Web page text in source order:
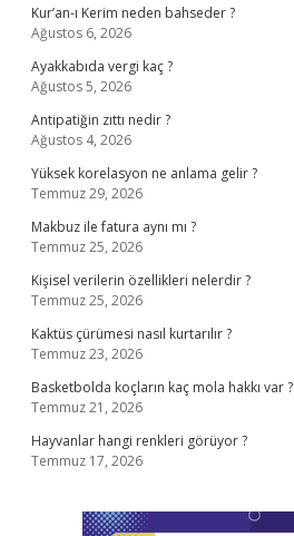
Kur’an-ı Kerim neden bahseder ?
Ağustos 6, 2026
Ayakkabıda vergi kaç ?
Ağustos 5, 2026
Antipatiğin zıttı nedir ?
Ağustos 4, 2026
Yüksek korelasyon ne anlama gelir ?
Temmuz 29, 2026
Makbuz ile fatura aynı mı ?
Temmuz 25, 2026
Kişisel verilerin özellikleri nelerdir ?
Temmuz 25, 2026
Kaktüs çürümesi nasıl kurtarılır ?
Temmuz 23, 2026
Basketbolda koçların kaç mola hakkı var ?
Temmuz 21, 2026
Hayvanlar hangi renkleri görüyor ?
Temmuz 17, 2026